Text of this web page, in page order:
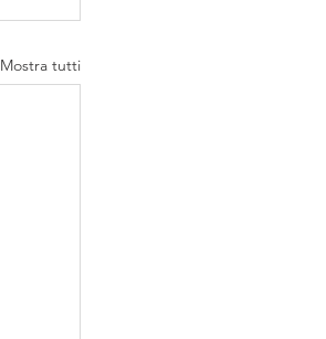
Mostra tutti